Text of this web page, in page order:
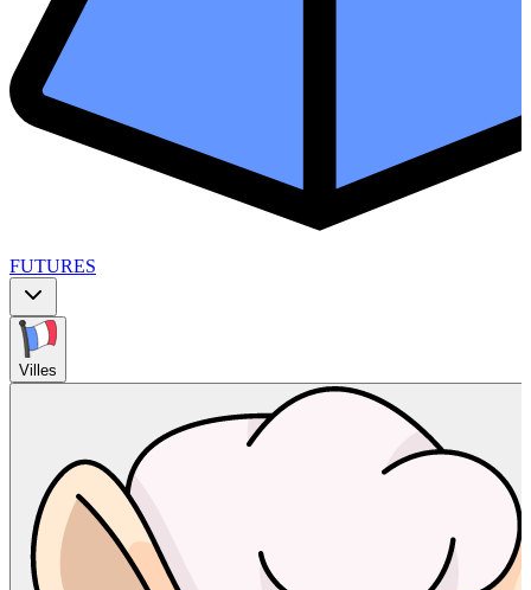
FUTURES
Villes